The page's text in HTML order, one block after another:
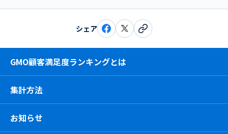
シェア
GMO顧客満足度ランキングとは
集計方法
お知らせ